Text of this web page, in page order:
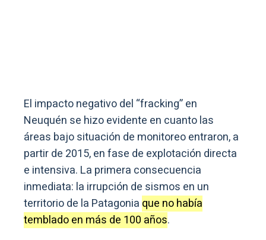
El impacto negativo del “fracking” en
Neuquén se hizo evidente en cuanto las
áreas bajo situación de monitoreo entraron, a
partir de 2015, en fase de explotación directa
e intensiva. La primera consecuencia
inmediata: la irrupción de sismos en un
territorio de la Patagonia que no había
temblado en más de 100 años.